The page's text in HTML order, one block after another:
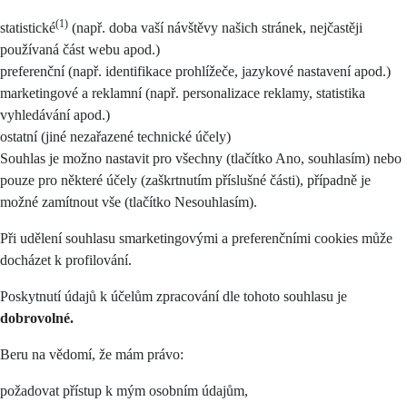
statistické(1) (např. doba vaší návštěvy našich stránek, nejčastěji
používaná část webu apod.)
preferenční (např. identifikace prohlížeče, jazykové nastavení apod.)
marketingové a reklamní (např. personalizace reklamy, statistika
vyhledávání apod.)
ostatní (jiné nezařazené technické účely)
Souhlas je možno nastavit pro všechny (tlačítko Ano, souhlasím) nebo
pouze pro některé účely (zaškrtnutím příslušné části), případně je
možné zamítnout vše (tlačítko Nesouhlasím).
Při udělení souhlasu smarketingovými a preferenčními cookies může
docházet k profilování.
Poskytnutí údajů k účelům zpracování dle tohoto souhlasu je
dobrovolné.
Beru na vědomí, že mám právo:
požadovat přístup k mým osobním údajům,